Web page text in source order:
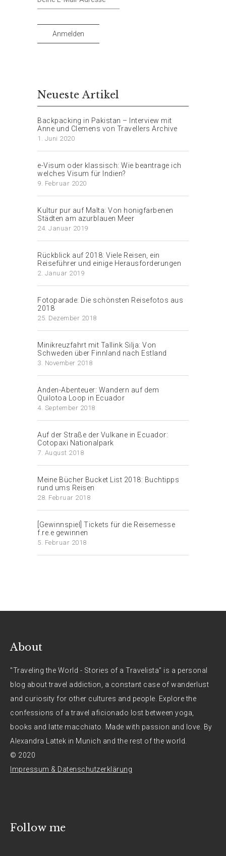
Anmelden
Neueste Artikel
Backpacking in Pakistan – Interview mit
Anne und Clemens von Travellers Archive
1. Juni 2020
e-Visum oder klassisch: Wie beantrage ich
welches Visum für Indien?
9. Februar 2020
Kultur pur auf Malta: Von honigfarbenen
Städten am azurblauen Meer
24. Januar 2019
Rückblick auf 2018: Viele Reisen, ein
Reiseführer und einige Herausforderungen
2. Januar 2019
Fotoparade: Die schönsten Reisefotos aus
2018
25. Dezember 2018
Minikreuzfahrt mit Tallink Silja: Von
Schweden über Finnland nach Estland
3. November 2018
Anden-Abenteuer: Wandern auf dem
Quilotoa Loop in Ecuador
4. September 2018
Auf der Straße der Vulkane in Ecuador:
Cotopaxi Nationalpark
7. August 2018
Meine Bücher Bucket List 2018: Buchtipps
rund ums Reisen
28. Februar 2018
[Gewinnspiel] Tickets für die Reisemesse
f.re.e gewinnen
5. Februar 2018
About
"Traveling the World - Stories of a Travelista" is a personal
blog about travel addiction, a constant case of wanderlust
and curiosity for other cultures and people. Explore the
confessions of a travel aficionado lost between yoga,
books and latte macchiato. Made with passion and love. By
Alexandra Lattek in Munich and the rest of the world.
© 2020
Impressum & Datenschutzerklärung
Follow me